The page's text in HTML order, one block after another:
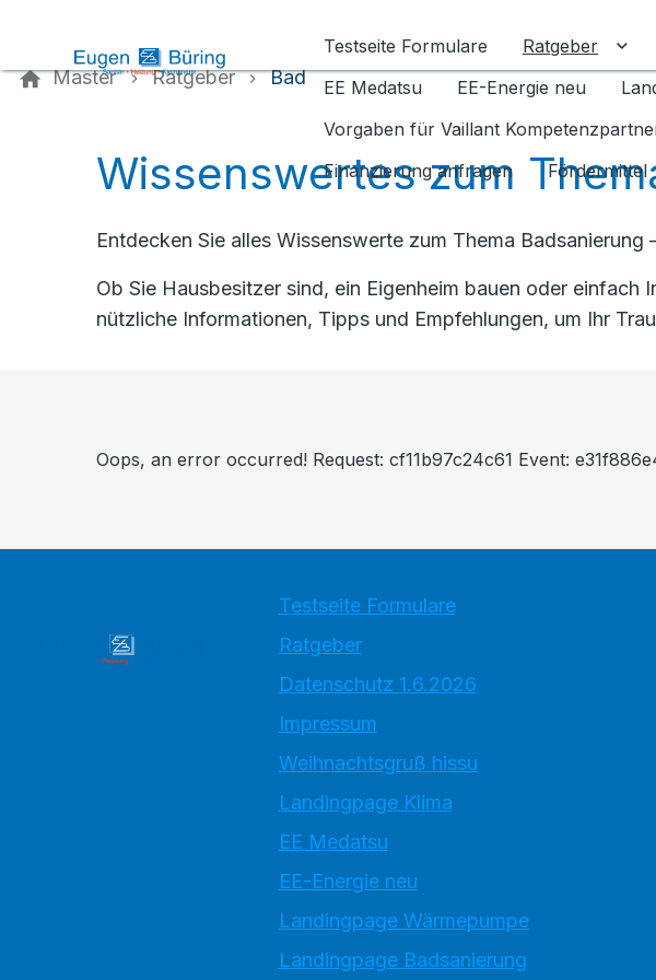
Testseite Formulare
Ratgeber
EE Medatsu
EE-Energie neu
Vorgaben für Vaillant
Finanzierung anfragen
Fördermittel
Master Ratgeber Bad
Wissenswertes zum
Entdecken Sie alles Wissenswerte zum Thema
Ob Sie Hausbesitzer sind, ein Eigenheim bauen oder einfach
nützliche Informationen, Tipps und Empfehlungen, um Ihr
Oops, an error occurred! Request: cf11b97c24c61 Event:
Testseite Formulare
Ratgeber
Datenschutz 1.6.2026
Impressum
Weihnachtsgruß hissu
Landingpage Klima
EE Medatsu
EE-Energie neu
Landingpage Wärmepumpe
Landingpage Badsanierung